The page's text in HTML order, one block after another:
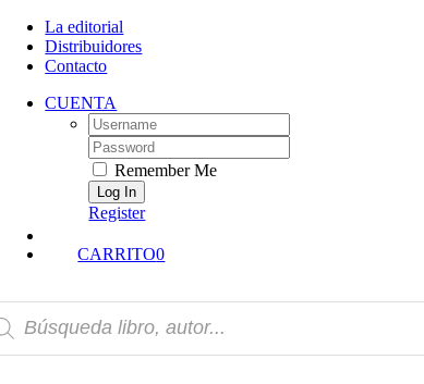
Skip
content
La editorial
Distribuidores
Contacto
CUENTA
Username:
Password:
Remember Me
Register
CARRITO0